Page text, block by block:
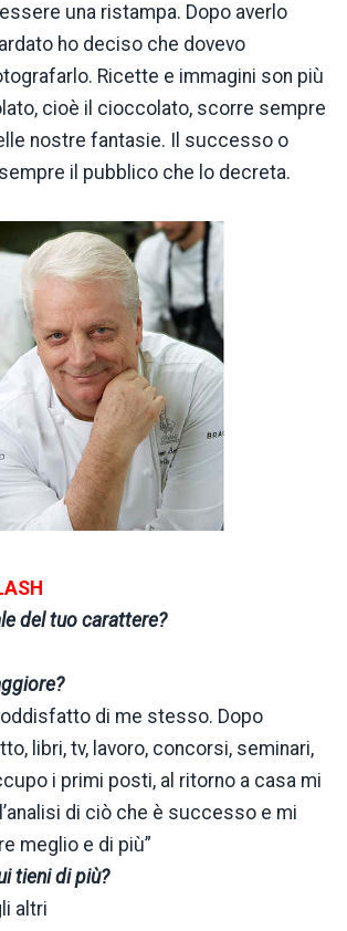
una ristampa. Dopo averlo
ho deciso che dovevo
Ricette e immagini son più
cioè il cioccolato, scorre sempre
nostre fantasie. Il successo o
il pubblico che lo decreta.
del tuo carattere?
di me stesso. Dopo
libri, tv, lavoro, concorsi, seminari,
i primi posti, al ritorno a casa mi
di ciò che è successo e mi
meglio e di più”
tieni di più?
altri